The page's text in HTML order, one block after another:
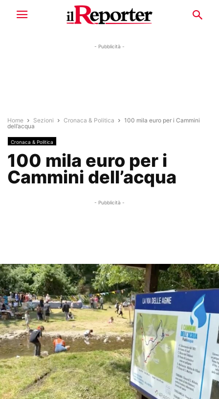
- Pubblicità -
Home Sezioni Cronaca & Politica
100 mila euro per i Cammini
dell’acqua
Cronaca & Politica
100 mila euro per i
Cammini dell’acqua
- Pubblicità -